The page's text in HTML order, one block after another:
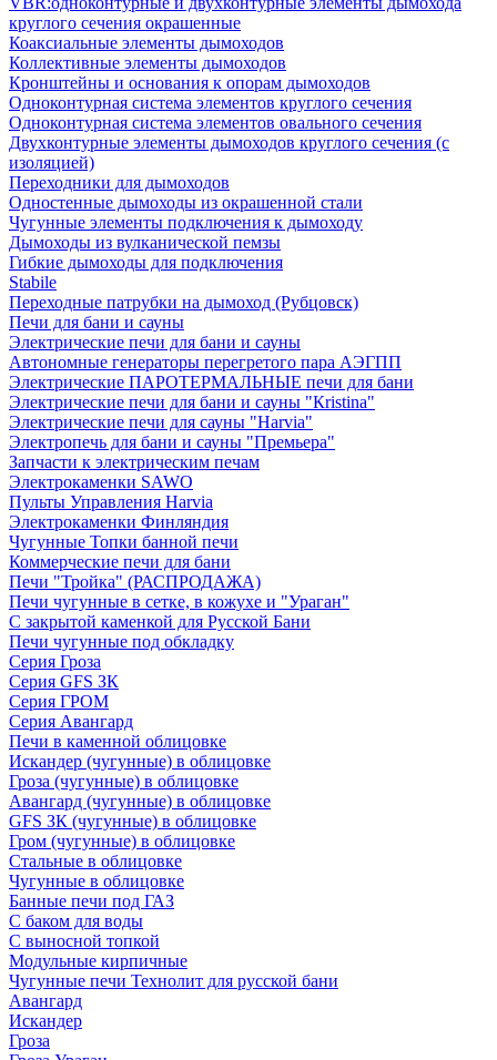
круглого сечения окрашенные
Коаксиальные элементы дымоходов
Коллективные элементы дымоходов
Кронштейны и основания к опорам дымоходов
Одноконтурная система элементов круглого сечения
Одноконтурная система элементов овального сечения
Двухконтурные элементы дымоходов круглого сечения (с
изоляцией)
Переходники для дымоходов
Одностенные дымоходы из окрашенной стали
Чугунные элементы подключения к дымоходу
Дымоходы из вулканической пемзы
Гибкие дымоходы для подключения
Stabile
Переходные патрубки на дымоход (Рубцовск)
Печи для бани и сауны
Электрические печи для бани и сауны
Автономные генераторы перегретого пара АЭГПП
Электрические ПАРОТЕРМАЛЬНЫЕ печи для бани
Электрические печи для бани и сауны "Кristina"
Электрические печи для сауны "Harvia"
Электропечь для бани и сауны "Премьера"
Запчасти к электрическим печам
Электрокаменки SAWO
Пульты Управления Harvia
Электрокаменки Финляндия
Чугунные Топки банной печи
Коммерческие печи для бани
Печи "Тройка" (РАСПРОДАЖА)
Печи чугунные в сетке, в кожухе и "Ураган"
С закрытой каменкой для Русской Бани
Печи чугунные под обкладку
Серия Гроза
Серия GFS ЗК
Серия ГРОМ
Серия Авангард
Печи в каменной облицовке
Искандер (чугунные) в облицовке
Гроза (чугунные) в облицовке
Авангард (чугунные) в облицовке
GFS ЗК (чугунные) в облицовке
Гром (чугунные) в облицовке
Стальные в облицовке
Чугунные в облицовке
Банные печи под ГАЗ
С баком для воды
С выносной топкой
Модульные кирпичные
Чугунные печи Технолит для русской бани
Авангард
Искандер
Гроза